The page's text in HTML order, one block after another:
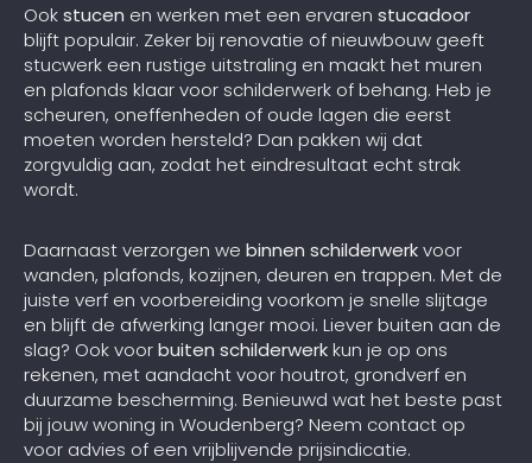
Ookstucen en werken met een ervaren stucadoor
blijft populair. Zeker bij renovatie of nieuwbouw geeft
stucwerk een rustige uitstraling en maakt het muren
en plafonds klaar voor schilderwerk of behang. Heb je
scheuren, oneffenheden of oude lagen die eerst
moeten worden hersteld? Dan pakken wij dat
zorgvuldig aan, zodat het eindresultaat echt strak
wordt.
Daarnaast verzorgen we binnen schilderwerkvoor
wanden, plafonds, kozijnen, deuren en trappen. Met de
juiste verf en voorbereiding voorkom je snelle slijtage
en blijft de afwerking langer mooi. Liever buiten aan de
slag? Ook voorbuiten schilderwerkkun je op ons
rekenen, met aandacht voor houtrot, grondverf en
duurzame bescherming. Benieuwd wat het beste past
bij jouw woning in Woudenberg? Neem contact op
voor advies of een vrijblijvende prijsindicatie.